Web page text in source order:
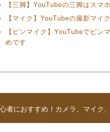
【三脚】YouTubeの三脚はスマ
【マイク】YouTubeの撮影マイ
【ピンマイク】YouTubeでピン
めです
者におすすめ！カメラ、マイク